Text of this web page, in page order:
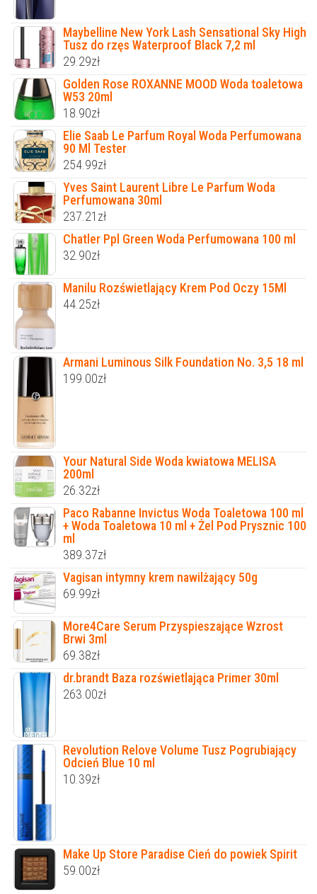
Maybelline New York Lash Sensational Sky High
Tusz do rzęs Waterproof Black 7,2 ml
29.29zł
Golden Rose ROXANNE MOOD Woda toaletowa
W53 20ml
18.90zł
Elie Saab Le Parfum Royal Woda Perfumowana
90 Ml Tester
254.99zł
Yves Saint Laurent Libre Le Parfum Woda
Perfumowana 30ml
237.21 zł
Chatler Ppl Green Woda Perfumowana 100 ml
32.90zł
Manilu Rozświetlający Krem Pod Oczy 15Ml
44.25zł
Armani Luminous Silk Foundation No. 3,5 18 ml
199.00zł
Your Natural Side Woda kwiatowa MELISA
200ml
26.32zł
Paco Rabanne Invictus Woda Toaletowa 100 ml
+ Woda Toaletowa 10 ml + Żel Pod Prysznic 100
ml
389.37zł
Vagisan intymny krem nawilżający 50g
69.99zł
More4Care Serum Przyspieszające Wzrost
Brwi 3ml
69.38zł
dr.brandt Baza rozświetlająca Primer 30ml
263.00zł
Revolution Relove Volume Tusz Pogrubiający
Odcień Blue 10 ml
10.39zł
Make Up Store Paradise Cień do powiek Spirit
59.00zł